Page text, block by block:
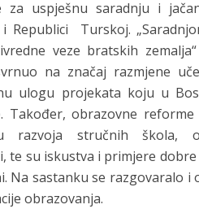
za uspješnu saradnju i
i Republici Turskoj.
veze bratskih
na značaj razmjene
ulogu projekata koju u
Također, obrazovne
razvoja stručnih škola,
te su iskustva i primjere
Na sastanku se razgovaralo
obrazovanja.